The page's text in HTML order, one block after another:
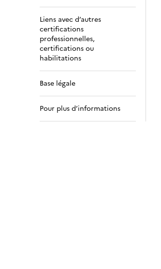
Liens avec d’autres
certifications
professionnelles,
certifications ou
habilitations
Base légale
Pour plus d’informations